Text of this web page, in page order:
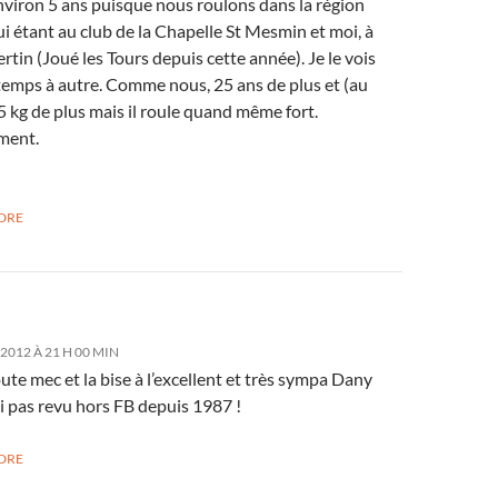
étant au club de la Chapelle St Mesmin et moi, à
(Joué les Tours depuis cette année). Je le vois
à autre. Comme nous, 25 ans de plus et (au
kg de plus mais il roule quand même fort.
À 21 H 00 MIN
mec et la bise à l’excellent et très sympa Dany
pas revu hors FB depuis 1987 !